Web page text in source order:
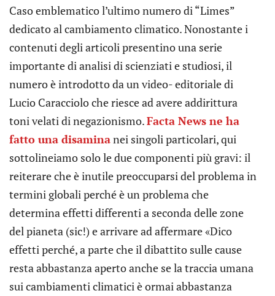
Caso emblematico l’ultimo numero di “Limes”
dedicato al cambiamento climatico. Nonostante i
contenuti degli articoli presentino una serie
importante di analisi di scienziati e studiosi, il
numero è introdotto da un video- editoriale di
Lucio Caracciolo che riesce ad avere addirittura
toni velati di negazionismo.Facta News ne ha
fatto una disaminanei singoli particolari, qui
sottolineiamo solo le due componenti più gravi: il
reiterare che è inutile preoccuparsi del problema in
termini globali perché è un problema che
determina effetti differenti a seconda delle zone
del pianeta (sic!) e arrivare ad affermare «Dico
effetti perché, a parte che il dibattito sulle cause
resta abbastanza aperto anche se la traccia umana
sui cambiamenti climatici è ormai abbastanza